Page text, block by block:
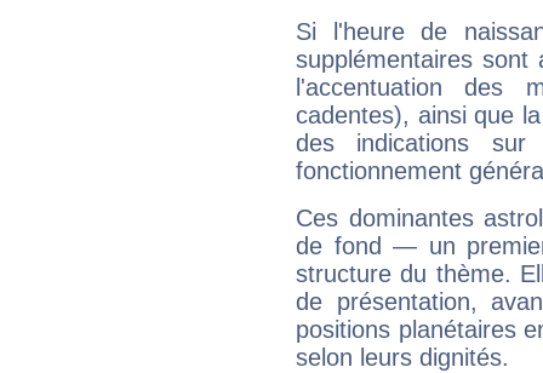
Si l'heure de
supplémentaires sont
l'accentuation des
cadentes), ainsi que
des indications sur
fonctionnement
Ces dominantes
de fond — un
structure du thème.
de présentation,
positions planétaires
selon leurs dignités.